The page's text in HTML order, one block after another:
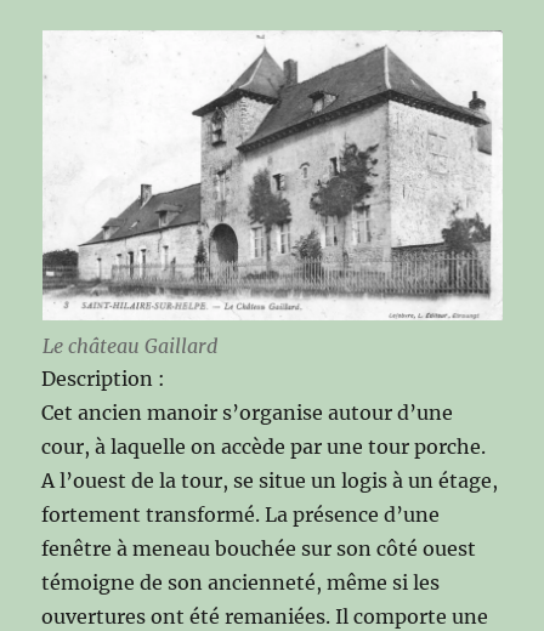
Le château Gaillard
Description :
Cet ancien manoir s’organise autour d’une
cour, à laquelle on accède par une tour porche.
A l’ouest de la tour, se situe un logis à un étage,
fortement transformé. La présence d’une
fenêtre à meneau bouchée sur son côté ouest
témoigne de son ancienneté, même si les
ouvertures ont été remaniées. Il comporte une